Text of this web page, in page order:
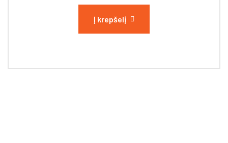
Į krepšelį